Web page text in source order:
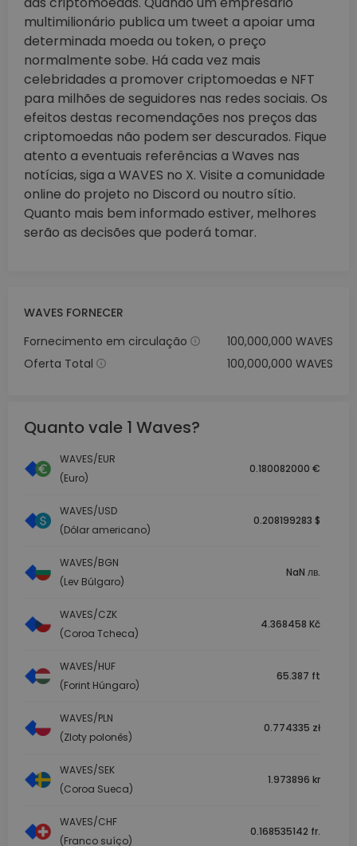
multimilionário publica um tweet a apoiar uma
determinada moeda ou token, o preço
normalmente sobe. Há cada vez mais
celebridades a promover criptomoedas e NFT
para milhões de seguidores nas redes sociais. Os
efeitos destas recomendações nos preços das
criptomoedas não podem ser descurados. Fique
atento a eventuais referências a Waves nas
notícias, siga a WAVES no X. Visite a comunidade
online do projeto no Discord ou noutro sítio.
Quanto mais bem informado estiver, melhores
serão as decisões que poderá tomar.
WAVES FORNECER
Fornecimento em circulação
100,000,000 WAVES
Oferta Total
100,000,000 WAVES
Quanto vale 1 Waves?
WAVES/EUR
(Euro)
0.180082000 €
WAVES/USD
(Dólar americano)
0.208199283 $
WAVES/BGN
(Lev Búlgaro)
NaN лв.
WAVES/CZK
(Coroa Tcheca)
4.368458 Kč
WAVES/HUF
(Forint Húngaro)
65.387 ft
WAVES/PLN
(Zloty polonês)
0.774335 zł
WAVES/SEK
(Coroa Sueca)
1.973896 kr
WAVES/CHF
(Franco suíço)
0.168535142 fr.